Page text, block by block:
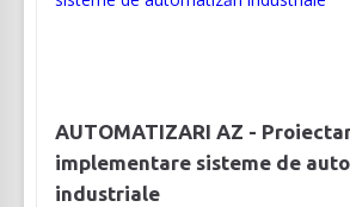
AUTOMATIZARI AZ -
implementare sisteme de
industriale